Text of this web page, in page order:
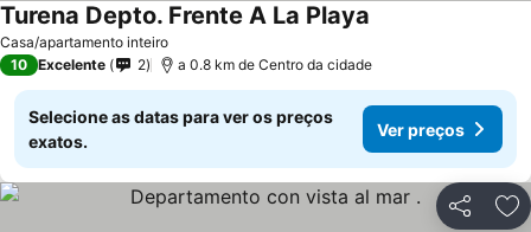
Casa/apartamento inteiro
Turena Depto. Frente A La Playa
10 Excelente 2 a 0.8 km de Centro da cidade
Selecione as datas para ver os preços
exatos.
Ver preços
Partilhar